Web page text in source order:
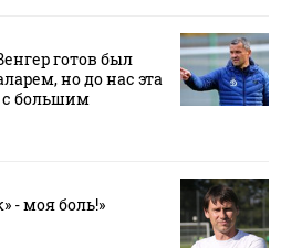
готов был
но до нас эта
большим
- моя боль!»